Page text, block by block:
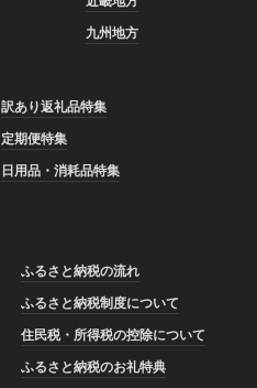
九州地方
訳あり返礼品特集
定期便特集
日用品・消耗品特集
ふるさと納税の流れ
ふるさと納税制度について
住民税・所得税の控除について
ふるさと納税のお礼特典